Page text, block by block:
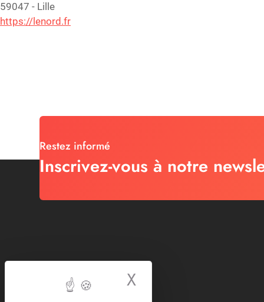
X
59047 - Lille
https://lenord.fr
Restez informé
Inscrivez-vous à notre